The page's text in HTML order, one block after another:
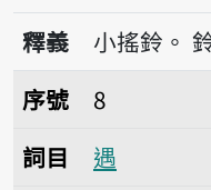
釋義 小搖鈴。
序號8遇
序號
8
詞目
遇